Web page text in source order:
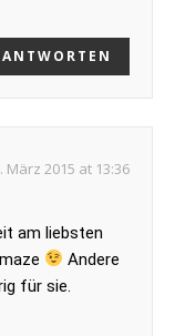
ANTWORTEN
März 2015 at 13:36
am liebsten
Andere
für sie.